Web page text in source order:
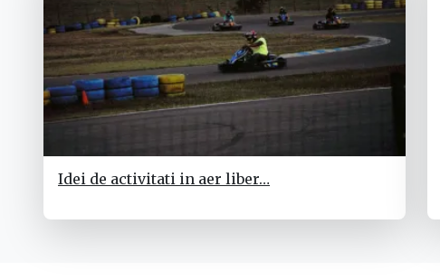
Idei de activitati in aer liber…